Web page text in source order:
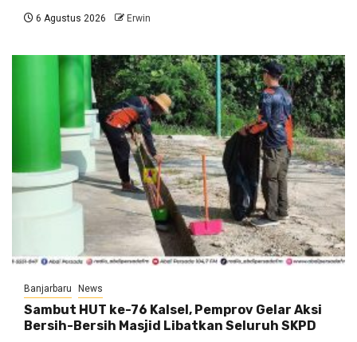
6 Agustus 2026 Erwin
Banjarbaru News
Sambut HUT ke-76 Kalsel, Pemprov Gelar Aksi
Bersih-Bersih Masjid Libatkan Seluruh SKPD